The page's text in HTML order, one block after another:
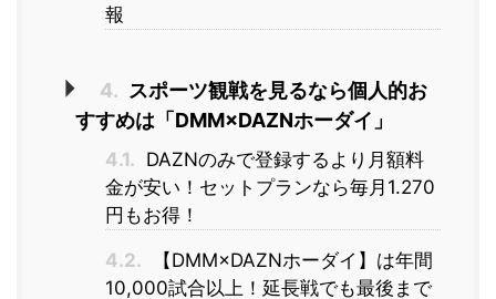
報
4. スポーツ観戦を見るなら個人的お
すすめは「DMM×DAZNホーダイ」
4.1. DAZNのみで登録するより月額料
金が安い！セットプランなら毎月1.270
円もお得！
4.2.
【DMM×DAZNホーダイ】は年間
10,000試合以上！延長戦でも最後まで